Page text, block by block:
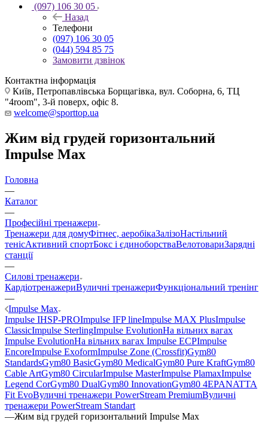
(097) 106 30 05
Назад
Телефони
(097) 106 30 05
(044) 594 85 75
Замовити дзвінок
Контактна інформація
Київ, Петропавлівська Борщагівка, вул. Соборна, 6, ТЦ
"4room", 3-й поверх, офіс 8.
welcome@sporttop.ua
Жим від грудей горизонтальний
Impulse Max
Головна
—
Каталог
—
Професійні тренажери
Тренажери для домуФітнес, аеробікаЗалізоНастільний
тенісАктивний спортБокс і єдиноборстваВелотовариЗарядні
станції
—
Силові тренажери
КардіотренажериВуличні тренажериФункціональний тренінг
—
Impulse Max
Impulse IHSP-PROImpulse IFP lineImpulse MAX PlusImpulse
ClassicImpulse SterlingImpulse EvolutionНа вільних вагах
Impulse EvolutionНа вільних вагах Impulse ECPImpulse
EncoreImpulse ExoformImpulse Zone (Crossfit)Gym80
StandardsGym80 BasicGym80 MedicalGym80 Pure KraftGym80
Cable ArtGym80 CircularImpulse MasterImpulse PlamaxImpulse
Legend CorGym80 DualGym80 InnovationGym80 4EPANATTA
Fit EvoВуличні тренажери PowerStream PremiumВуличні
тренажери PowerStream Standart
—Жим від грудей горизонтальний Impulse Max